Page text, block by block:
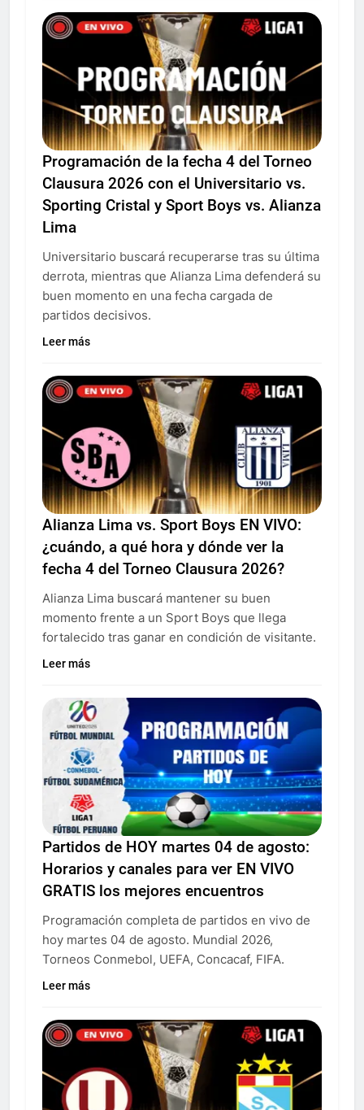
Programación de la fecha 4 del Torneo
Clausura 2026 con el Universitario vs.
Sporting Cristal y Sport Boys vs. Alianza
Lima
Universitario buscará recuperarse tras su última
derrota, mientras que Alianza Lima defenderá su
buen momento en una fecha cargada de
partidos decisivos.
Leer más
Alianza Lima vs. Sport Boys EN VIVO:
¿cuándo, a qué hora y dónde ver la
fecha 4 del Torneo Clausura 2026?
Alianza Lima buscará mantener su buen
momento frente a un Sport Boys que llega
fortalecido tras ganar en condición de visitante.
Leer más
Partidos de HOY martes 04 de agosto:
Horarios y canales para ver EN VIVO
GRATIS los mejores encuentros
Programación completa de partidos en vivo de
hoy martes 04 de agosto. Mundial 2026,
Torneos Conmebol, UEFA, Concacaf, FIFA.
Leer más